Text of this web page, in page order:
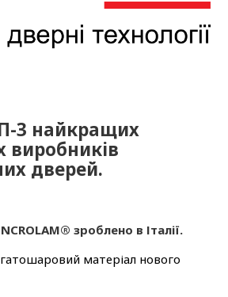
3 найкращих
виробників
дверей.
зроблено в Італії.
матеріал нового